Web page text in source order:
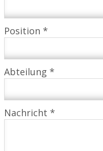
Position *
Abteilung *
Nachricht *